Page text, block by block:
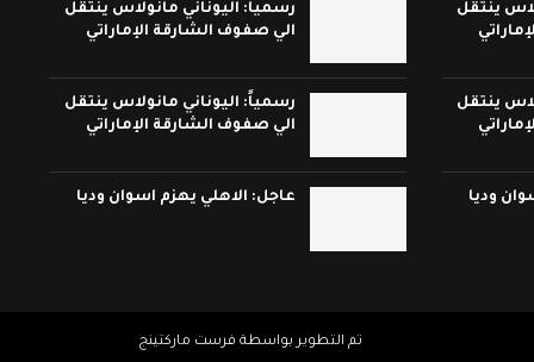
ينتقل
ينتقل
وديا
رسمياً: اليوناني مانولاس ينتقل
الي صفوف الشارقة الإماراتي
رسمياً: اليوناني مانولاس ينتقل
الي صفوف الشارقة الإماراتي
عاجل: الاهلي يهزم اسوان وديا
تم التطوير بواسطة فرست ماركتينج